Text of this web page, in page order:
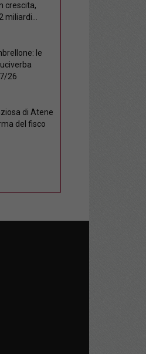
crescita,
le
26
di Atene
del fisco